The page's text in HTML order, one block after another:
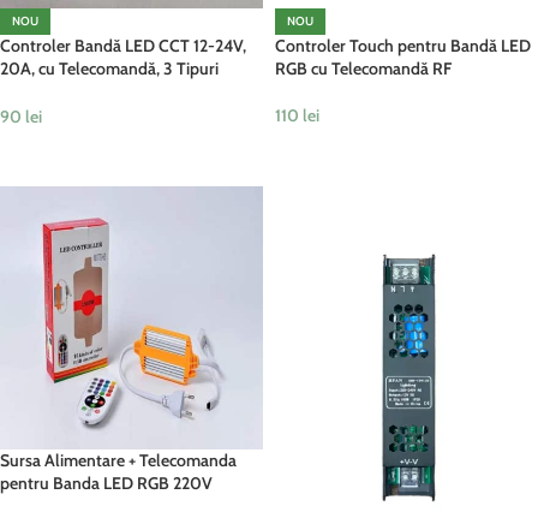
NOU
Controler Bandă LED CCT 12-24V,
20A, cu Telecomandă, 3 Tipuri
90 lei
NOU
Controler Touch pentru Bandă LED
RGB cu Telecomandă RF
110 lei
Sursa Alimentare + Telecomanda
pentru Banda LED RGB 220V